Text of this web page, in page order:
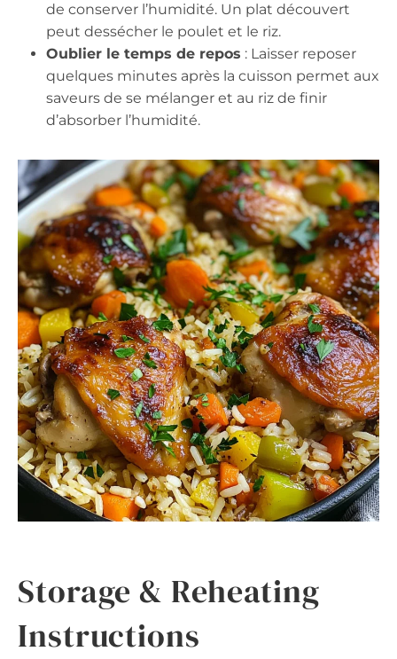
de conserver l’humidité. Un plat découvert
peut dessécher le poulet et le riz.
Oublier le temps de repos : Laisser reposer
quelques minutes après la cuisson permet aux
saveurs de se mélanger et au riz de finir
d’absorber l’humidité.
Storage & Reheating
Instructions